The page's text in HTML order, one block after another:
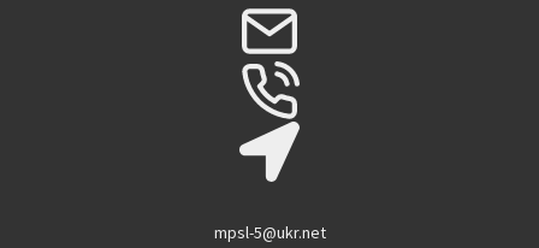
mpsl-5@ukr.net